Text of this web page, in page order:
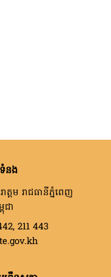
នង
ត្តម រាជធានីភ្នំពេញ
ជា
211 443